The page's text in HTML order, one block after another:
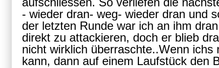
- wieder dran- weg- wieder dran und
der letzten Runde war ich an ihm
direkt zu attackieren, doch er blieb
nicht wirklich überraschte..Wenn ichs
kann, dann auf einem Laufstück den